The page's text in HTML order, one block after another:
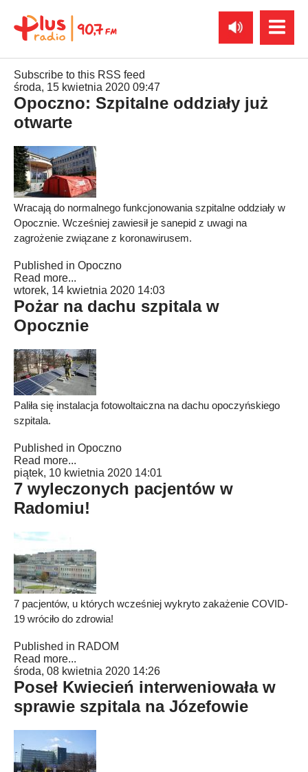
Subscribe to this RSS feed
środa, 15 kwietnia 2020 09:47
Opoczno: Szpitalne oddziały już
otwarte
Wracają do normalnego funkcjonowania szpitalne oddziały w
Opocznie. Wcześniej zawiesił je sanepid z uwagi na
zagrożenie związane z koronawirusem.
Published in Opoczno
Read more...
wtorek, 14 kwietnia 2020 14:03
Pożar na dachu szpitala w
Opocznie
Paliła się instalacja fotowoltaiczna na dachu opoczyńskiego
szpitala.
Published in Opoczno
Read more...
piątek, 10 kwietnia 2020 14:01
7 wyleczonych pacjentów w
Radomiu!
7 pacjentów, u których wcześniej wykryto zakażenie COVID-
19 wróciło do zdrowia!
Published in RADOM
Read more...
środa, 08 kwietnia 2020 14:26
Poseł Kwiecień interweniowała w
sprawie szpitala na Józefowie